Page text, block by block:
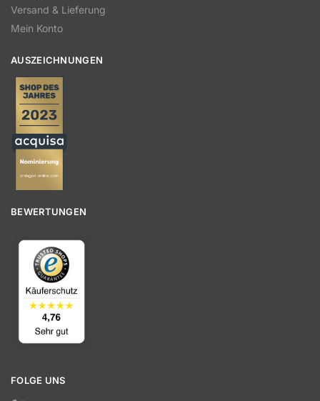
Versand & Lieferung
Mein Konto
AUSZEICHNUNGEN
BEWERTUNGEN
FOLGE UNS